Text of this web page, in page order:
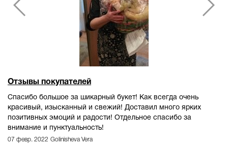
Отзывы покупателей
Спасибо большое за шикарный букет! Как всегда очень
красивый, изысканный и свежий! Доставил много ярких
позитивных эмоций и радости! Отдельное спасибо за
внимание и пунктуальность!
07 февр. 2022 Golinisheva Vera